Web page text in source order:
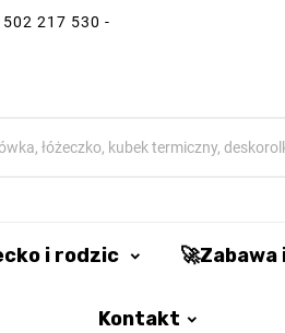
217 530 -
i rodzic
Kontakt